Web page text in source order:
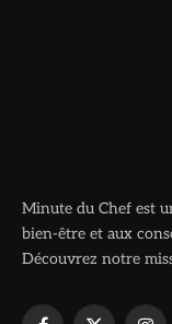
Minute du Chef est
bien-être et aux
Découvrez notre